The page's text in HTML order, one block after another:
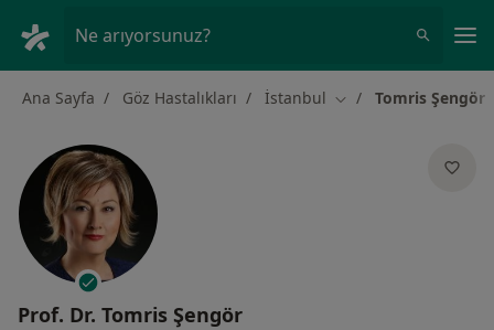
Ne arıyorsunuz?
Ana Sayfa Göz Hastalıkları İstanbul Şehir değiştir
Tomris Şengör
Prof. Dr. Tomris Şengör